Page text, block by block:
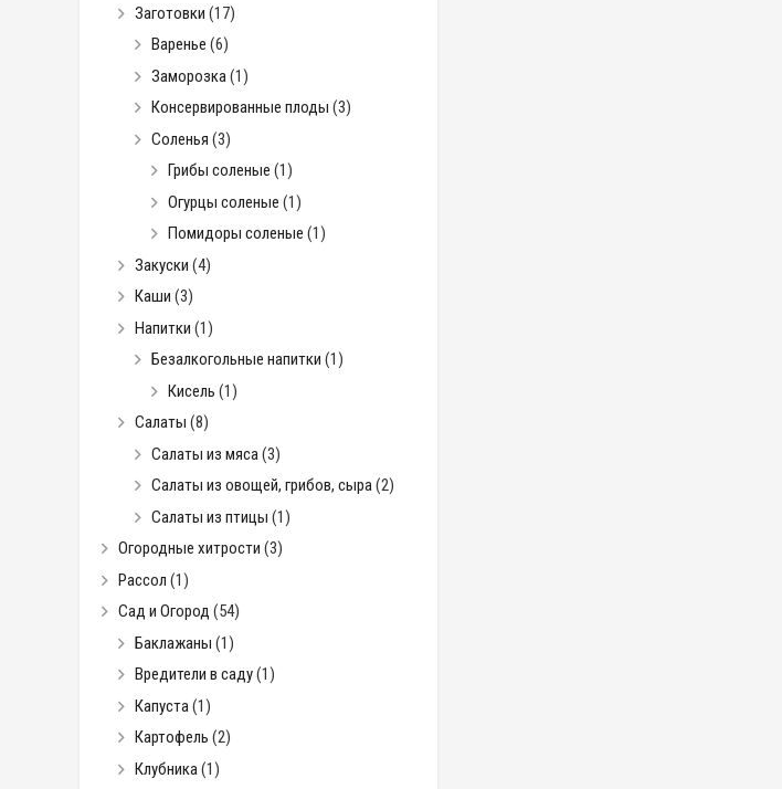
Заготовки (17)
Варенье (6)
Заморозка (1)
Консервированные плоды (3)
Соленья (3)
Грибы соленые (1)
Огурцы соленые (1)
Помидоры соленые (1)
Закуски (4)
Каши (3)
Напитки (1)
Безалкогольные напитки (1)
Кисель (1)
Салаты (8)
Салаты из мяса (3)
Салаты из овощей, грибов, сыра(2)
Салаты из птицы (1)
Огородные хитрости (3)
Рассол (1)
Сад и Огород (54)
Баклажаны (1)
Вредители в саду(1)
Капуста (1)
Картофель (2)
Клубника (1)